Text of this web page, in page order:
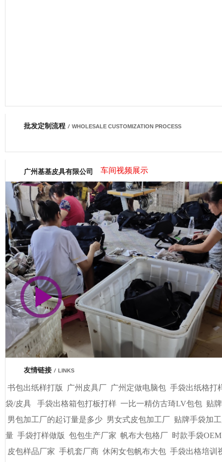
网商会会员
市商会会员单位
批发定制流程 / WHOLESALE CUSTOMIZATION PROCESS
广州基基皮具有限公司 车间视频展示
友情链接 / LINKS
书包出纸样打版 广州皮具厂 广州定做电脑包 手袋出纸格打
袋/皮具
手袋出格箱包打板打样 一比一精仿古琦LV包包 贴
男包加工厂的起订量是多少 男女式皮包加工厂 贴牌手袋加
量 手袋打样做版 包包生产厂家 帆布大包格厂 时款手袋OEM
皮包样品厂家 手机套厂商 休闲女包帆布大包 手袋出格培训